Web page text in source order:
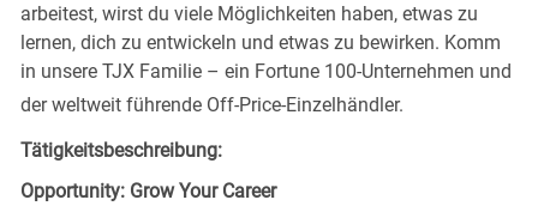
arbeitest, wirst du viele Möglichkeiten haben, etwas zu
lernen, dich zu entwickeln und etwas zu bewirken. Komm
in unsere TJX Familie – ein Fortune 100-Unternehmen und
der weltweit führende Off-Price-Einzelhändler.
Tätigkeitsbeschreibung:
Opportunity: Grow Your Career